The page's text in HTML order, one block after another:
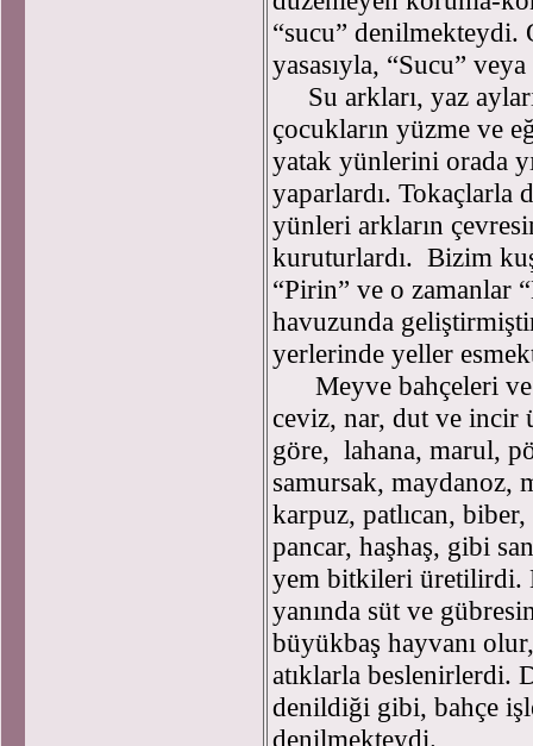
“sucu” denilmekteydi.
yasasıyla, “Sucu” veya
Su arkları, yaz
çocukların yüzme ve
yatak yünlerini orada
yaparlardı. Tokaçlarla
yünleri arkların
kuruturlardı. Bizim
“Pirin” ve o zamanlar
havuzunda
yerlerinde yeller
Meyve bahçeleri ve
ceviz, nar, dut ve incir
göre, lahana, marul,
samursak, maydanoz,
karpuz, patlıcan,
pancar, haşhaş, gibi
yem bitkileri üretilirdi.
yanında süt ve
büyükbaş hayvanı
atıklarla beslenirlerdi.
denildiği gibi, bahçe
denilmekteydi.